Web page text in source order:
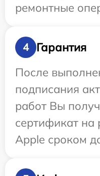
ремонтные
4
Гарантия
После
подписания
работ Вы
сертификат на
Apple сроком